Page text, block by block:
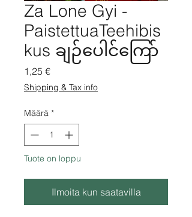
Za Lone Gyi -
PaistettuaTeehibis
kus ချဉ်ပေါင်ကြော်
1,25 €Hinta
Shipping & Tax info
Määrä *
Tuote on loppu
Ilmoita kun saatavilla